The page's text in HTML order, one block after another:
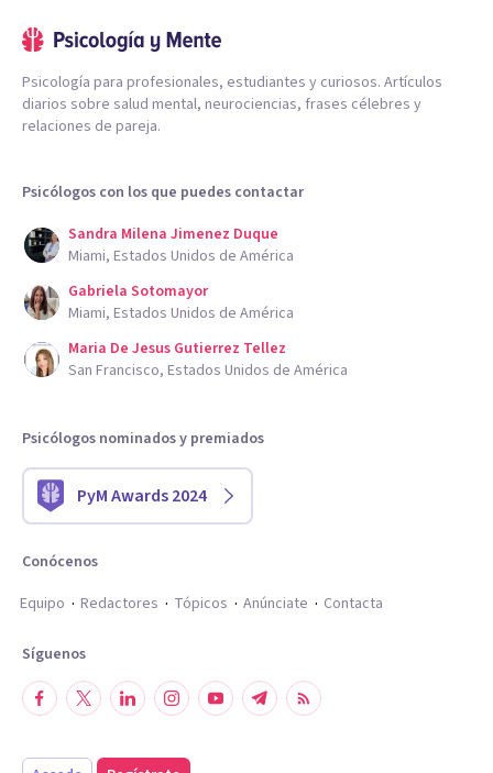
Psicología para profesionales, estudiantes y curiosos. Artículos
diarios sobre salud mental, neurociencias, frases célebres y
relaciones de pareja.
Psicólogos con los que puedes contactar
Sandra Milena Jimenez Duque
Miami, Estados Unidos de América
Gabriela Sotomayor
Miami, Estados Unidos de América
Maria De Jesus Gutierrez Tellez
San Francisco, Estados Unidos de América
Psicólogos nominados y premiados
PyM Awards 2024
Conócenos
Equipo
Redactores Tópicos Anúnciate Contacta
Síguenos